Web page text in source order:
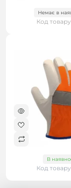
Немає в
Код
В
Код